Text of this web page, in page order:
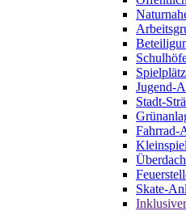
Jugend-
Stadt-
Fahrrad-
Skate-